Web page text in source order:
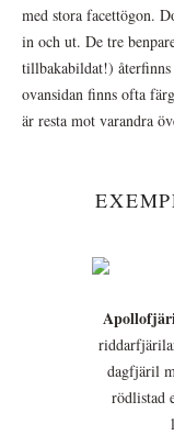
med stora facettögon.
in och ut. De tre
tillbakabildat!) återfinns
ovansidan finns ofta
är resta mot varandra
dagfjäril
rödlistad